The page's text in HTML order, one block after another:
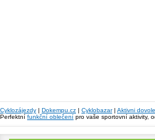
Cyklozájezdy | Dokempu.cz | Cyklobazar| Aktivni
Perfektní funkční oblečení pro vaše sportovní aktivity,